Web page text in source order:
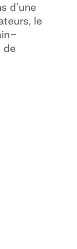
d’une
le
de